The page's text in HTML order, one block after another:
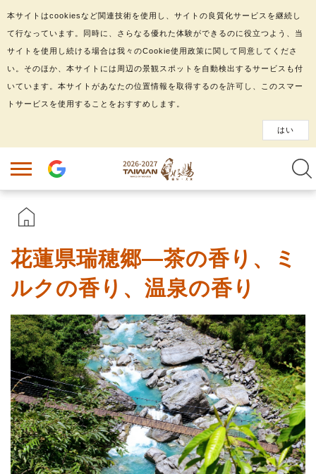
花蓮県瑞穂郷―茶の香り、ミ
ルクの香り、温泉の香り
本サイトはcookiesなど関連技術を使用し、サイトの良質化サービスを継続し
て行なっています。同時に、さらなる優れた体験ができるのに役立つよう、当
サイトを使用し続ける場合は我々のCookie使用政策に関して同意してくださ
い。そのほか、本サイトには周辺の景観スポットを自動検出するサービスも付
いています。本サイトがあなたの位置情報を取得するのを許可し、このスマー
トサービスを使用することをおすすめします。
はい